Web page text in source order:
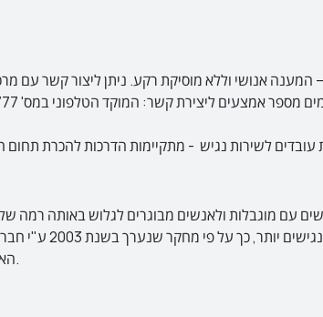
באינטרנט
האינטרנטי לבעלי לקויות מגוונות ואנשים הנעזרים בטכנולוגיה מסייעת לשימוש במחשב.